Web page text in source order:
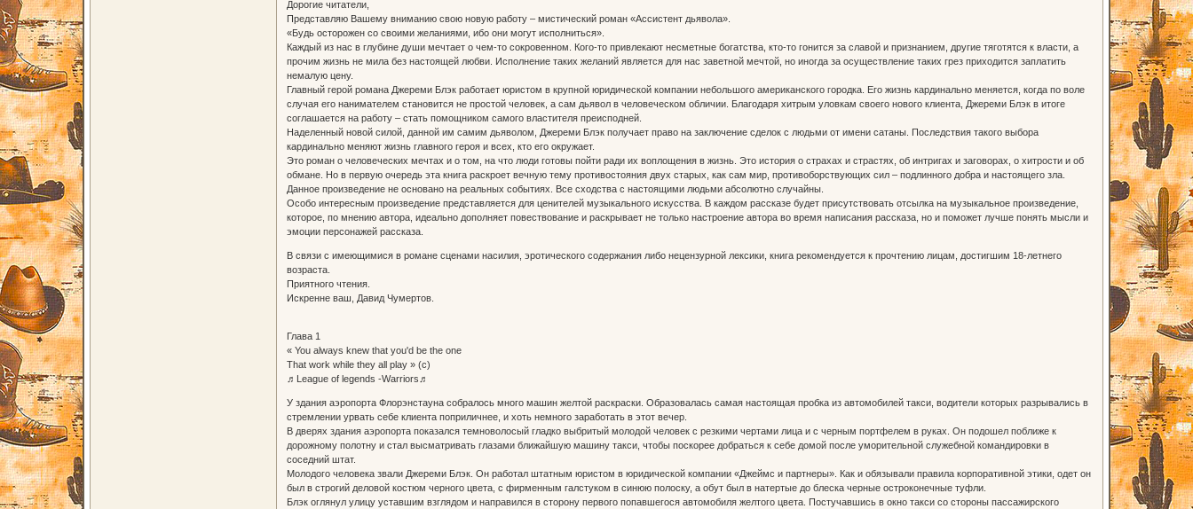
Дорогие читатели,
Представляю Вашему вниманию свою новую работу – мистический роман «Ассистент дьявола».
«Будь осторожен со своими желаниями, ибо они могут исполниться».
Каждый из нас в глубине души мечтает о чем-то сокровенном. Кого-то привлекают несметные богатства, кто-то гонится за славой и признанием, другие тяготятся к власти, а
прочим жизнь не мила без настоящей любви. Исполнение таких желаний является для нас заветной мечтой, но иногда за осуществление таких грез приходится заплатить
немалую цену.
Главный герой романа Джереми Блэк работает юристом в крупной юридической компании небольшого американского городка. Его жизнь кардинально меняется, когда по воле
случая его нанимателем становится не простой человек, а сам дьявол в человеческом обличии. Благодаря хитрым уловкам своего нового клиента, Джереми Блэк в итоге
соглашается на работу – стать помощником самого властителя преисподней.
Наделенный новой силой, данной им самим дьяволом, Джереми Блэк получает право на заключение сделок с людьми от имени сатаны. Последствия такого выбора
кардинально меняют жизнь главного героя и всех, кто его окружает.
Это роман о человеческих мечтах и о том, на что люди готовы пойти ради их воплощения в жизнь. Это история о страхах и страстях, об интригах и заговорах, о хитрости и об
обмане. Но в первую очередь эта книга раскроет вечную тему противостояния двух старых, как сам мир, противоборствующих сил – подлинного добра и настоящего зла.
Данное произведение не основано на реальных событиях. Все сходства с настоящими людьми абсолютно случайны.
Особо интересным произведение представляется для ценителей музыкального искусства. В каждом рассказе будет присутствовать отсылка на музыкальное произведение,
которое, по мнению автора, идеально дополняет повествование и раскрывает не только настроение автора во время написания рассказа, но и поможет лучше понять мысли и
эмоции персонажей рассказа.
В связи с имеющимися в романе сценами насилия, эротического содержания либо нецензурной лексики, книга рекомендуется к прочтению лицам, достигшим 18-летнего
возраста.
Приятного чтения.
Искренне ваш, Давид Чумертов.
Глава 1
« You always knew that you'd be the one
That work while they all play » (с)
♬League of legends -Warriors♬
У здания аэропорта Флорэнстауна собралось много машин желтой раскраски. Образовалась самая настоящая пробка из автомобилей такси, водители которых разрывались в
стремлении урвать себе клиента поприличнее, и хоть немного заработать в этот вечер.
В дверях здания аэропорта показался темноволосый гладко выбритый молодой человек с резкими чертами лица и с черным портфелем в руках. Он подошел поближе к
дорожному полотну и стал высматривать глазами ближайшую машину такси, чтобы поскорее добраться к себе домой после уморительной служебной командировки в
соседний штат.
Молодого человека звали Джереми Блэк. Он работал штатным юристом в юридической компании «Джеймс и партнеры». Как и обязывали правила корпоративной этики, одет он
был в строгий деловой костюм черного цвета, с фирменным галстуком в синюю полоску, а обут был в натертые до блеска черные остроконечные туфли.
Блэк оглянул улицу уставшим взглядом и направился в сторону первого попавшегося автомобиля желтого цвета. Постучавшись в окно такси со стороны пассажирского